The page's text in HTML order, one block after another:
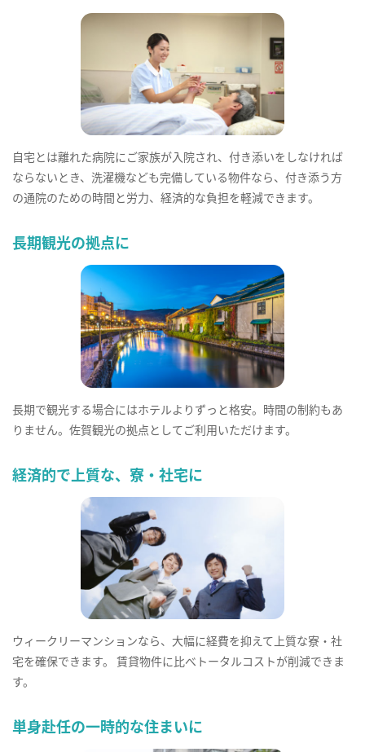
自宅とは離れた病院にご家族が入院され、付き添いをしなければ
ならないとき、洗濯機なども完備している物件なら、付き添う方
の通院のための時間と労力、経済的な負担を軽減できます。
長期観光の拠点に
長期で観光する場合にはホテルよりずっと格安。時間の制約もあ
りません。佐賀観光の拠点としてご利用いただけます。
経済的で上質な、寮・社宅に
ウィークリーマンションなら、大幅に経費を抑えて上質な寮・社
宅を確保できます。 賃貸物件に比べトータルコストが削減できま
す。
単身赴任の一時的な住まいに